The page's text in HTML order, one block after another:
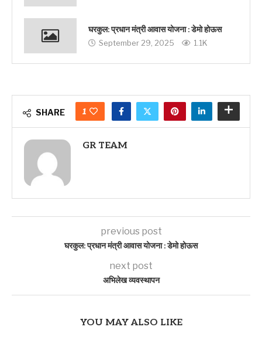
घरकुल: प्रधान मंत्री आवास योजना : डेमो होऊस
September 29, 2025 1.1K
SHARE 1
GR TEAM
previous post
घरकुल: प्रधान मंत्री आवास योजना : डेमो होऊस
next post
अभिलेख व्यवस्थापन
YOU MAY ALSO LIKE